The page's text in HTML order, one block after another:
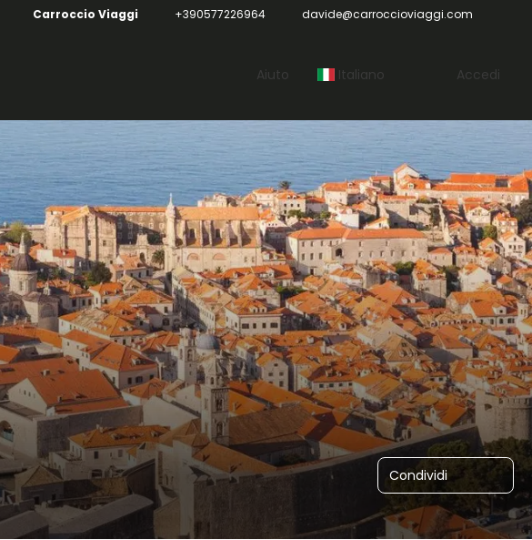
Carroccio Viaggi +390577226964 davide@carroccioviaggi.com
Aiuto Italiano Accedi
Condividi